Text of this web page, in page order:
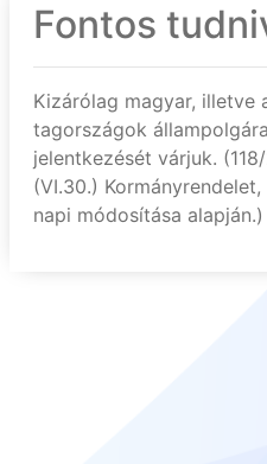
Fontos
Kizárólag magyar, illetve
tagországok
jelentkezését várjuk.
(VI.30.) Kormányrendelet,
napi módosítása alapján.)